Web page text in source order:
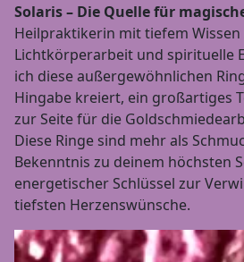
Solaris – Die Quelle für
Heilpraktikerin mit tiefem Wissen
Lichtkörperarbeit und spirituelle
ich diese außergewöhnlichen
Hingabe kreiert, ein großartiges
zur Seite für die
Diese Ringe sind mehr als
Bekenntnis zu deinem höchsten
energetischer Schlüssel zur
tiefsten Herzenswünsche.